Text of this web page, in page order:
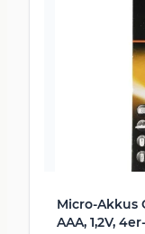
Micro-Akkus
AAA, 1,2V,